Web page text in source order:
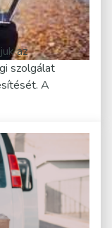
az
szolgálat
A